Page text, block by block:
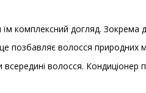
комплексний догляд. Зокрема
волосся природних
волосся. Кондиціонер